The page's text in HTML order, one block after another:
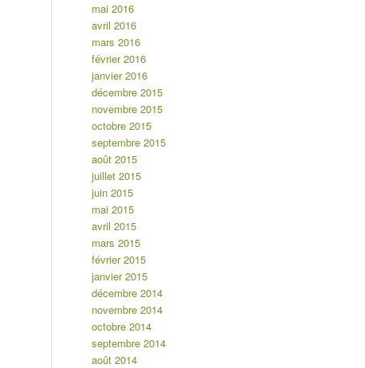
mai 2016
avril 2016
mars 2016
février 2016
janvier 2016
décembre 2015
novembre 2015
octobre 2015
septembre 2015
août 2015
juillet 2015
juin 2015
mai 2015
avril 2015
mars 2015
février 2015
janvier 2015
décembre 2014
novembre 2014
octobre 2014
septembre 2014
août 2014